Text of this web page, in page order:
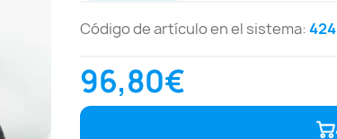
Código de artículo en el sistema:
96,80€